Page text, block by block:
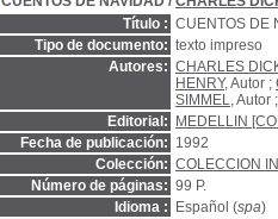
Título : CUENTOS DE
Tipo de documento: texto impreso
Autores: CHARLES
HENRY, Autor ;
SIMMEL, Autor
Editorial:
MEDELLIN
Fecha de publicación: 1992
Colección: COLECCION
Número de páginas: 99 P.
Idioma :
Español (spa)